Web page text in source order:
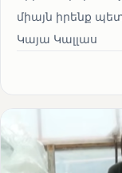
միայն իրենք
Կայա Կալլաս